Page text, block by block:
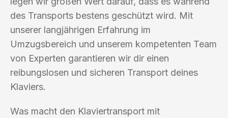
des Transports bestens geschützt wird. Mit
unserer langjährigen Erfahrung im
Umzugsbereich und unserem kompetenten Team
von Experten garantieren wir dir einen
reibungslosen und sicheren Transport deines
Klaviers.
Was macht den Klaviertransport mit